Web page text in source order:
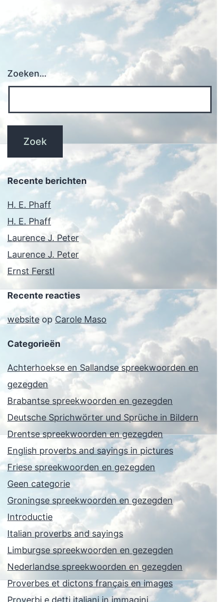
Zoeken…
Recente berichten
H. E. Phaff
H. E. Phaff
Laurence J. Peter
Laurence J. Peter
Ernst Ferstl
Recente reacties
website op Carole Maso
Categorieën
Achterhoekse en Sallandse spreekwoorden en
gezegden
Brabantse spreekwoorden en gezegden
Deutsche Sprichwörter und Sprüche in Bildern
Drentse spreekwoorden en gezegden
English proverbs and sayings in pictures
Friese spreekwoorden en gezegden
Geen categorie
Groningse spreekwoorden en gezegden
Introductie
Italian proverbs and sayings
Limburgse spreekwoorden en gezegden
Nederlandse spreekwoorden en gezegden
Proverbes et dictons français en images
Proverbi e detti italiani in immagini